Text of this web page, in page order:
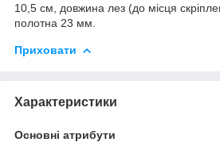
10,5 см, довжина лез (до місця
полотна 23 мм.
Приховати
Характеристики
Основні атрибути